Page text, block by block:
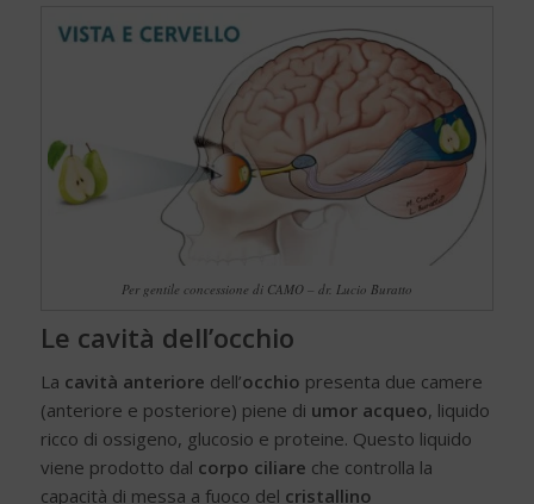
Per gentile concessione di CAMO – dr. Lucio Buratto
Le cavità dell’occhio
La cavità anteriore dell’occhio presenta due camere
(anteriore e posteriore) piene di umor acqueo, liquido
ricco di ossigeno, glucosio e proteine. Questo liquido
viene prodotto dal corpo ciliare che controlla la
capacità di messa a fuoco del cristallino